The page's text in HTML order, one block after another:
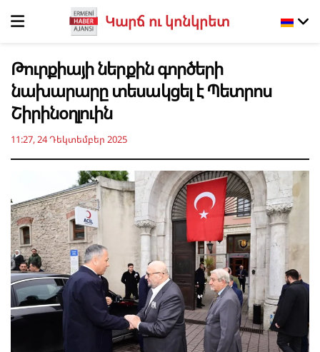
Կարճ ու կոնկրետ
Թուրքիայի ներքին գործերի
նախարարը տեսակցել է Պետրոս
Շիրինօղլուին
11:27, 24 Դեկտեմբեր 2025